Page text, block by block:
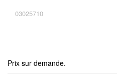
03025710
Prix sur demande.